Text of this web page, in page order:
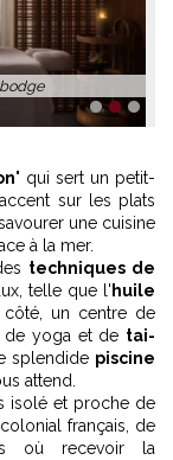
1 2 3
" qui sert un petit-
sur les plats
une cuisine
à la mer.
techniques de
telle que l' huile
côté, un centre de
de yoga et de tai-
splendide piscine
attend.
isolé et proche de
français, de
où recevoir la